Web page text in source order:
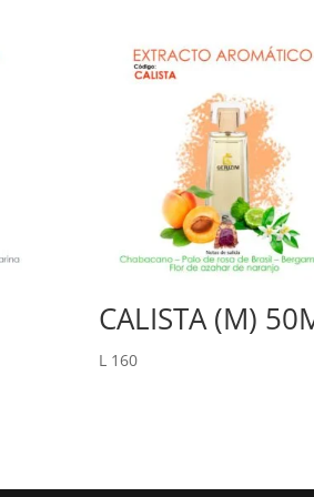
CALISTA (M)
L160